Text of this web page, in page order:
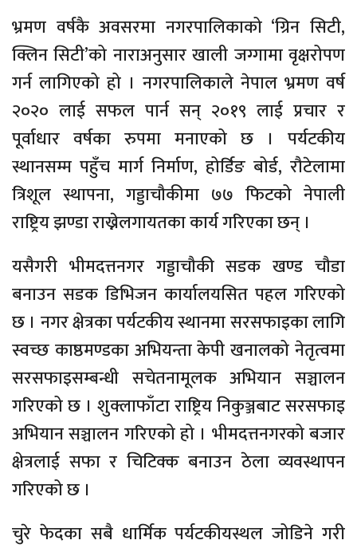
भ्रमण वर्षकै अवसरमा नगरपालिकाको ‘ग्रिन सिटी,
क्लिन सिटी’को नाराअनुसार खाली जग्गामा वृक्षरोपण
गर्न लागिएको हो । नगरपालिकाले नेपाल भ्रमण वर्ष
२०२० लाई सफल पार्न सन् २०१९ लाई प्रचार र
पूर्वाधार वर्षका रुपमा मनाएको छ । पर्यटकीय
स्थानसम्म पहुँच मार्ग निर्माण, होर्डिङ बोर्ड, रौटेलामा
त्रिशूल स्थापना, गड्डाचौकीमा ७७ फिटको नेपाली
राष्ट्रिय झण्डा राख्नेलगायतका कार्य गरिएका छन् ।
यसैगरी भीमदत्तनगर गड्डाचौकी सडक खण्ड चौडा
बनाउन सडक डिभिजन कार्यालयसित पहल गरिएको
छ । नगर क्षेत्रका पर्यटकीय स्थानमा सरसफाइका लागि
स्वच्छ काष्ठमण्डका अभियन्ता केपी खनालको नेतृत्वमा
सरसफाइसम्बन्धी सचेतनामूलक अभियान सञ्चालन
गरिएको छ । शुक्लाफाँटा राष्ट्रिय निकुञ्जबाट सरसफाइ
अभियान सञ्चालन गरिएको हो । भीमदत्तनगरको बजार
क्षेत्रलाई सफा र चिटिक्क बनाउन ठेला व्यवस्थापन
गरिएको छ ।
चुरे फेदका सबै धार्मिक पर्यटकीयस्थल जोडिने गरी